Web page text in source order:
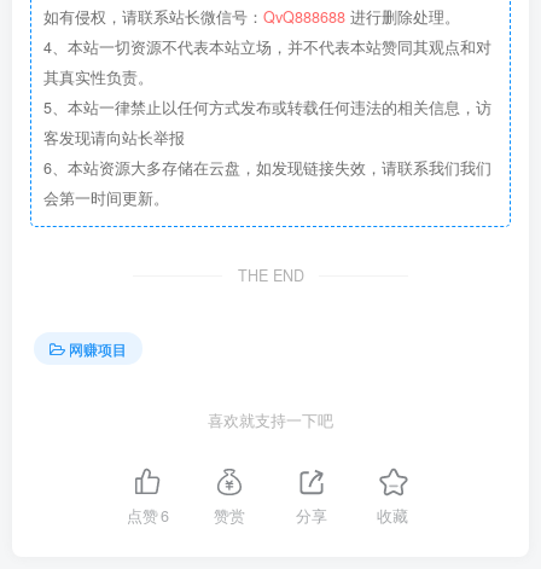
如有侵权，请联系站长微信号： QvQ888688 进行删除处理。
4、本站一切资源不代表本站立场，并不代表本站赞同其观点和对
其真实性负责。
5、本站一律禁止以任何方式发布或转载任何违法的相关信息，访
客发现请向站长举报
6、本站资源大多存储在云盘，如发现链接失效，请联系我们我们
会第一时间更新。
THE END
网赚项目
喜欢就支持一下吧
点赞6 赞赏 分享 收藏